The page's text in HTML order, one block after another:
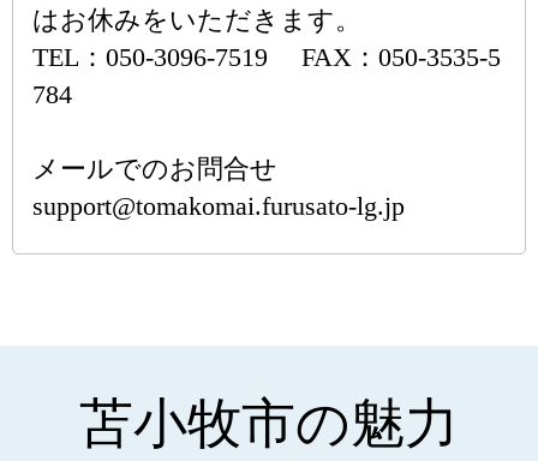
はお休みをいただきます。
TEL：050-3096-7519 FAX：050-3535-5
784
メールでのお問合せ
support@tomakomai.furusato-lg.jp
苫小牧市の魅力